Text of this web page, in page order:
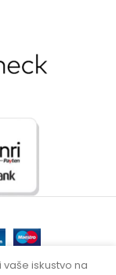
iskustvo na